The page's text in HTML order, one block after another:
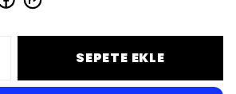
SEPETE EKLE